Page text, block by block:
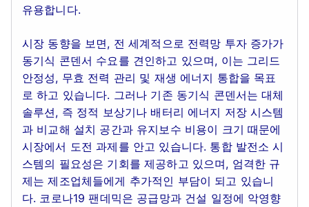
유용합니다.
시장 동향을 보면, 전 세계적으로 전력망 투자 증가가
동기식 콘덴서 수요를 견인하고 있으며, 이는 그리드
안정성, 무효 전력 관리 및 재생 에너지 통합을 목표
로 하고 있습니다. 그러나 기존 동기식 콘덴서는 대체
솔루션, 즉 정적 보상기나 배터리 에너지 저장 시스템
과 비교해 설치 공간과 유지보수 비용이 크기 때문에
시장에서 도전 과제를 안고 있습니다. 통합 발전소 시
스템의 필요성은 기회를 제공하고 있으며, 엄격한 규
제는 제조업체들에게 추가적인 부담이 되고 있습니
다. 코로나19 팬데믹은 공급망과 건설 일정에 악영향